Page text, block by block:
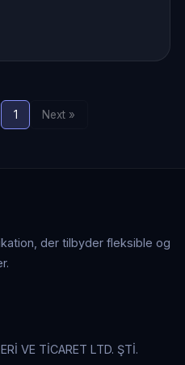
1 Next »
der tilbyder fleksible og
VE TİCARET LTD. ŞTİ.